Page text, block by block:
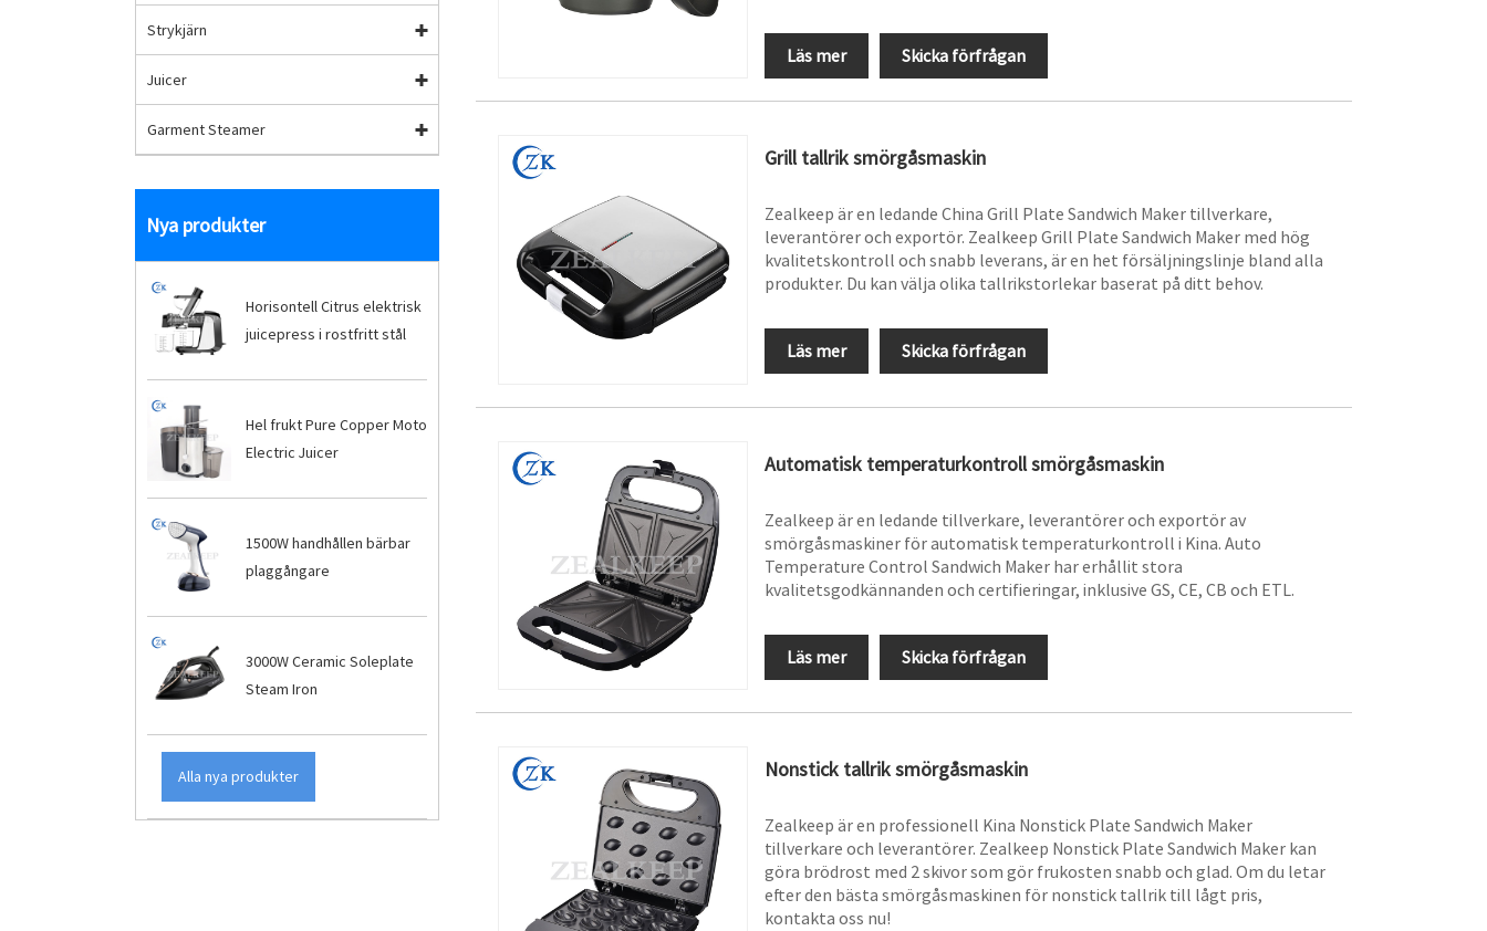
Strykjärn
Juicer
Garment Steamer
Nya produkter
Horisontell Citrus elektrisk
juicepress i rostfritt stål
Hel frukt Pure Copper Moto
Electric Juicer
1500W handhållen bärbar
plaggångare
3000W Ceramic Soleplate
Steam Iron
Alla nya produkter
Läs mer Skicka förfrågan
Grill tallrik smörgåsmaskin
Zealkeep är en ledande China Grill Plate Sandwich Maker tillverkare,
leverantörer och exportör. Zealkeep Grill Plate Sandwich Maker med hög
kvalitetskontroll och snabb leverans, är en het försäljningslinje bland alla
produkter. Du kan välja olika tallrikstorlekar baserat på ditt behov.
Läs mer Skicka förfrågan
Automatisk temperaturkontroll smörgåsmaskin
Zealkeep är en ledande tillverkare, leverantörer och exportör av
smörgåsmaskiner för automatisk temperaturkontroll i Kina. Auto
Temperature Control Sandwich Maker har erhållit stora
kvalitetsgodkännanden och certifieringar, inklusive GS, CE, CB och ETL.
Läs mer Skicka förfrågan
Nonstick tallrik smörgåsmaskin
Zealkeep är en professionell Kina Nonstick Plate Sandwich Maker
tillverkare och leverantörer. Zealkeep Nonstick Plate Sandwich Maker kan
göra brödrost med 2 skivor som gör frukosten snabb och glad. Om du letar
efter den bästa smörgåsmaskinen för nonstick tallrik till lågt pris,
kontakta oss nu!